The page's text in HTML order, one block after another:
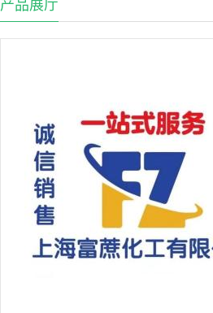
产品展厅